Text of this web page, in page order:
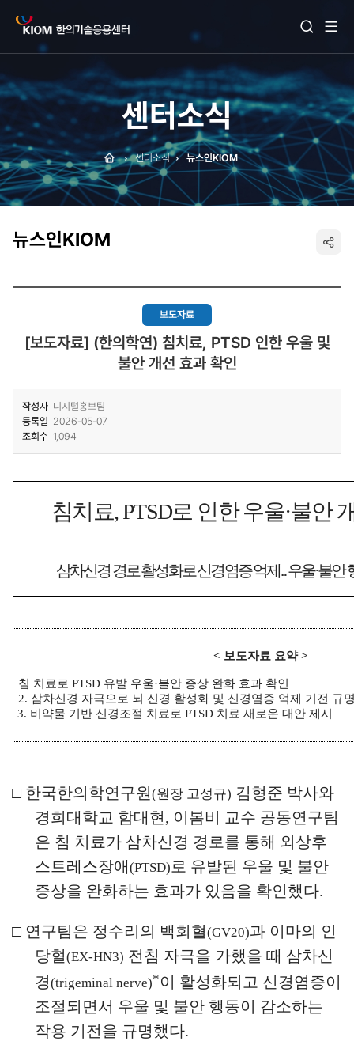
열
기
기
센터소식
뉴스인KIOM
Home센터소식 뉴스인KIOM
공
보도자료
[보도자료] (한의학연) 침치료, PTSD 인한 우울 및
불안 개선 효과 확인
작성자 디지털홍보팀
등록일 2026-05-07
조회수 1,094
침치료, PTSD로 인한 우울·불안
삼차신경 경로 활성화로 신경염증 억제 ...우울·불안
< 보도자료 요약>
침 치료로 PTSD 유발 우울·불안 증상 완화 효과 확인
2. 삼차신경 자극으로 뇌 신경 활성화 및 신경염증 억제 기전 규
3. 비약물 기반 신경조절 치료로PTSD 치료 새로운 대안 제시
□ 한국한의학연구원(원장 고성규) 김형준 박사와
경희대학교 함대현, 이봄비 교수 공동연구팀
은 침 치료가 삼차신경 경로를 통해 외상후
스트레스장애 (PTSD) 로 유발된 우울 및 불안
증상을 완화하는 효과가 있음을 확인했다.
□ 연구팀은 정수리의 백회혈(GV20)과 이마의 인
당혈(EX-HN3) 전침 자극을 가했을 때 삼차신
경(trigeminal nerve)*이 활성화되고 신경염증이
조절되면서 우울 및 불안 행동이 감소하는
작용 기전을 규명했다.